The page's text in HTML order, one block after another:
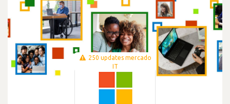
250 updates mercado
IT